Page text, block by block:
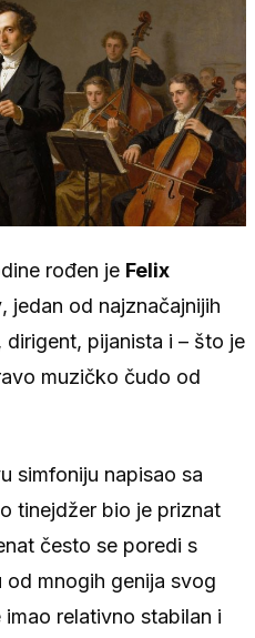
rođen je Felix
, jedan od najznačajnijih
pijanista i – što je
muzičko čudo od
simfoniju napisao sa
tinejdžer bio je priznat
često se poredi s
mnogih genija svog
relativno stabilan i